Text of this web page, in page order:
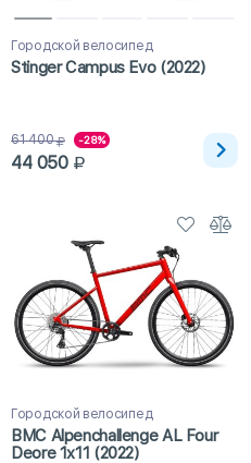
Городской велосипед
Stinger Campus Evo (2022)
61 400 -28%
44 050
Городской велосипед
BMC Alpenchallenge AL Four
Deore 1x11 (2022)